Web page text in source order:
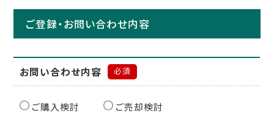
ご登録・お問い合わせ内容
お問い合わせ内容 必須
ご購入検討 ご売却検討